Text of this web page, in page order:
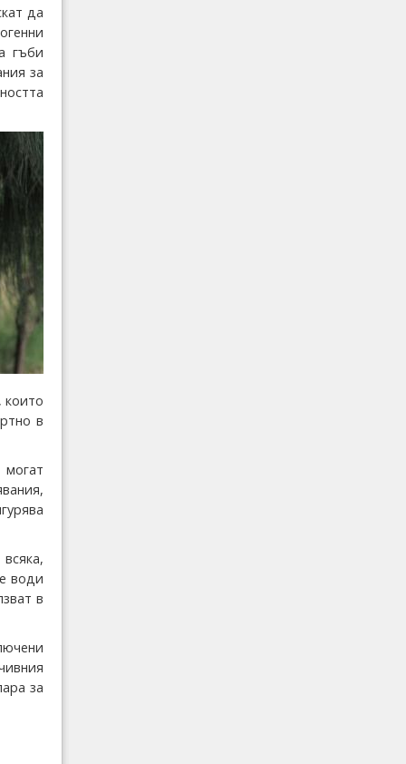
да
гъби
за
които
в
води
в
за